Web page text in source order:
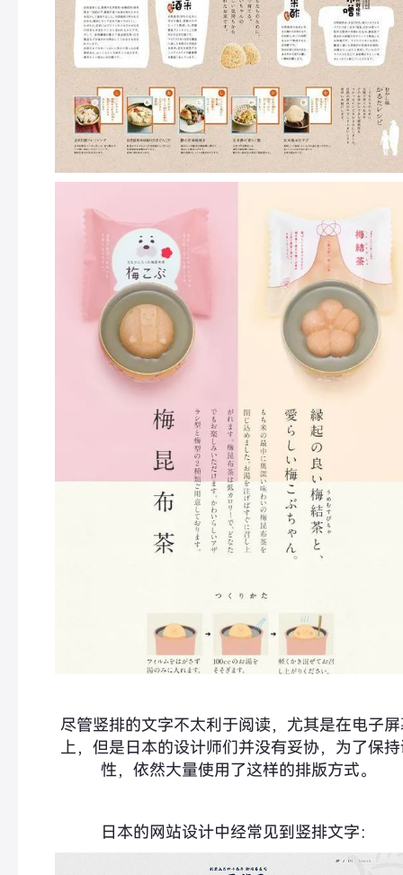
尽管竖排的文字不太利于阅读，尤其是在电子
上，但是日本的设计师们并没有妥协，为了保
性，依然大量使用了这样的排版方式。
日本的网站设计中经常见到竖排文字：